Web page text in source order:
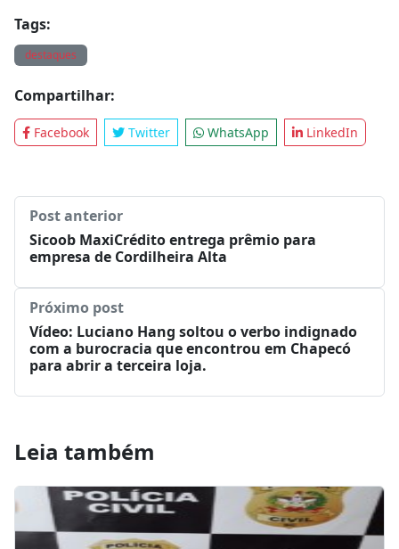
Tags:
destaques
Compartilhar:
Facebook Twitter WhatsApp LinkedIn
Post anterior
Sicoob MaxiCrédito entrega prêmio para
empresa de Cordilheira Alta
Próximo post
Vídeo: Luciano Hang soltou o verbo indignado
com a burocracia que encontrou em Chapecó
para abrir a terceira loja.
Leia também